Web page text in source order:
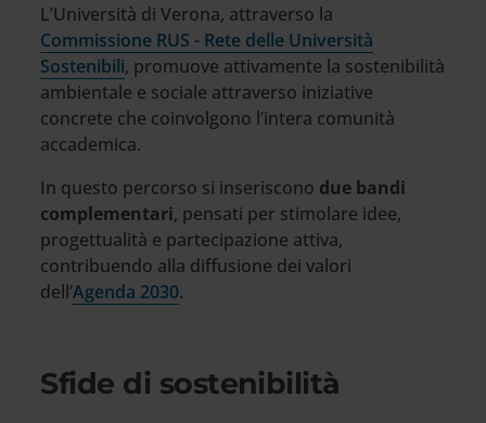
L’Università di Verona, attraverso la
Commissione RUS - Rete delle Università
Sostenibili, promuove attivamente la sostenibilità
ambientale e sociale attraverso iniziative
concrete che coinvolgono l’intera comunità
accademica.
In questo percorso si inseriscono due bandi
complementari, pensati per stimolare idee,
progettualità e partecipazione attiva,
contribuendo alla diffusione dei valori
dell’Agenda 2030.
Sfide di sostenibilità